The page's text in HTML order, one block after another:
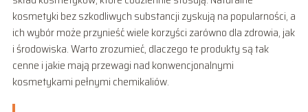
kosmetyki bez szkodliwych substancji zyskują na popularności, a
ich wybór może przynieść wiele korzyści zarówno dla zdrowia, jak
i środowiska. Warto zrozumieć, dlaczego te produkty są tak
cenne i jakie mają przewagi nad konwencjonalnymi
kosmetykami pełnymi chemikaliów.